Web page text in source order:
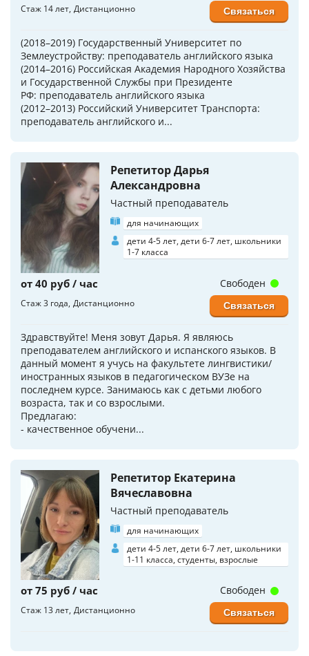
Стаж 14 лет Дистанционно
(2018–2019) Государственный Университет по
Землеустройству: преподаватель английского языка
(2014–2016) Российская Академия Народного Хозяйства
и Государственной Службы при Президенте
РФ: преподаватель английского языка
(2012–2013) Российский Университет Транспорта:
преподаватель английского и...
Связаться
Репетитор Дарья
Александровна
Частный преподаватель
для начинающих
дети 4-5 лет, дети 6-7 лет, школьники
1-7 класса
от 40 руб / час
Стаж 3 года Дистанционно
Здравствуйте! Меня зовут Дарья. Я являюсь
преподавателем английского и испанского языков. В
данный момент я учусь на факультете лингвистики/
иностранных языков в педагогическом ВУЗе на
последнем курсе. Занимаюсь как с детьми любого
возраста, так и со взрослыми.
Предлагаю:
- качественное обучени...
Свободен
Связаться
Репетитор Екатерина
Вячеславовна
Частный преподаватель
для начинающих
дети 4-5 лет, дети 6-7 лет, школьники
1-11 класса, студенты, взрослые
от 75 руб / час
Стаж 13 лет Дистанционно
Свободен
Связаться